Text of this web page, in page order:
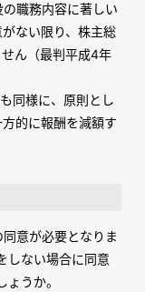
職務内容に著しい
ない限り、株主総
ん（最判平成4年
同様に、原則とし
的に報酬を減額す
意が必要となりま
しない場合に同意
うか。